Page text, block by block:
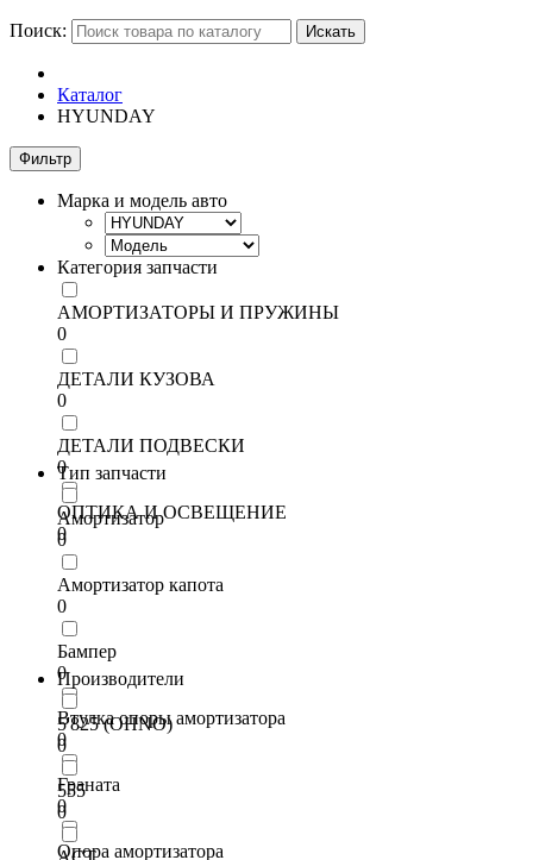
Поиск: Искать
Каталог
HYUNDAY
Фильтр
Марка и модель авто
Категория запчасти
АМОРТИЗАТОРЫ И ПРУЖИНЫ
0
ДЕТАЛИ КУЗОВА
0
ДЕТАЛИ ПОДВЕСКИ
0
ОПТИКА И ОСВЕЩЕНИЕ
0
Тип запчасти
Амортизатор
0
Амортизатор капота
0
Бампер
0
Втулка опоры амортизатора
0
Граната
0
Опора амортизатора
Производители
5'825 (OHNO)
0
555
0